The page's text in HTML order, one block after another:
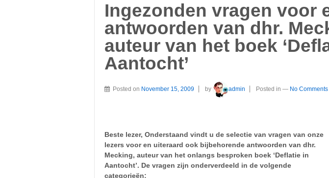
Ingezonden vragen voor
antwoorden van dhr.
auteur van het boek
Aantocht’
Posted on November 15, 2009 by admin Posted in — No Comments
Beste lezer, Onderstaand vindt u de selectie van vragen van onze
lezers voor en uiteraard ook bijbehorende antwoorden van dhr.
Mecking, auteur van het onlangs besproken boek ‘Deflatie in
Aantocht’. De vragen zijn onderverdeeld in de volgende
categorieën: